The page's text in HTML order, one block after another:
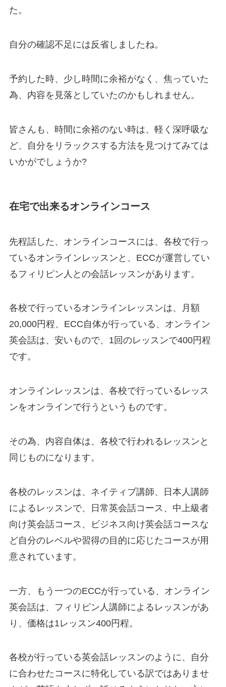
た。
自分の確認不足には反省しましたね。
予約した時、少し時間に余裕がなく、焦っていた
為、内容を見落としていたのかもしれません。
皆さんも、時間に余裕のない時は、軽く深呼吸な
ど、自分をリラックスする方法を見つけてみては
いかがでしょうか?
在宅で出来るオンラインコース
先程話した、オンラインコースには、 各校で行っ
ているオンラインレッスン と、ECCが運営してい
る フィリピン人との会話レッスンがあります。
各校で行っているオンラインレッスンは、
月額
20,000円程、ECC自体が行っている、オンライン
英会話は、安いもので、 1回のレッスンで400円程
です。
オンラインレッスンは、各校で行っているレッス
ンをオンラインで行うというものです。
その為、内容自体は、各校で行われるレッスンと
同じものになります。
各校のレッスンは、ネイティブ講師、日本人講師
によるレッスンで、
日常英会話コース 、 中上級者
向け英会話コース 、 ビジネス向け英会話コース な
ど自分のレベルや習得の目的に応じたコースが用
意されています。
一方、もう一つのECCが行っている、オンライン
英会話は、フィリピン人講師によるレッスンがあ
り、価格は1レッスン400円程。
各校が行っている英会話レッスンのように、自分
に合わせたコースに特化している訳ではありませ